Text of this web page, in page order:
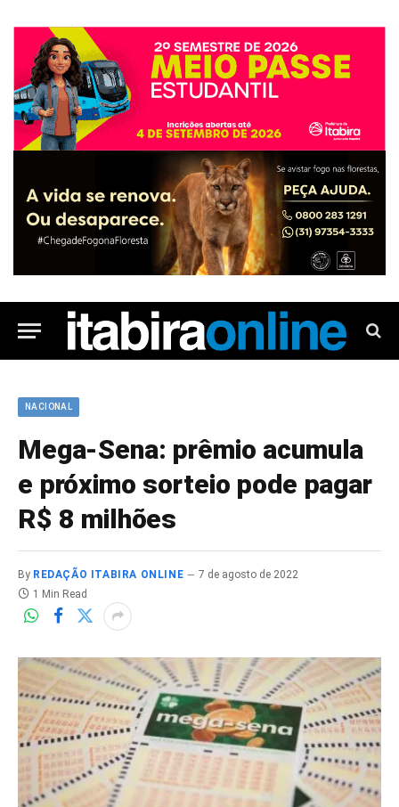
NACIONAL
Mega-Sena: prêmio acumula
e próximo sorteio pode pagar
R$ 8 milhões
By REDAÇÃO ITABIRA ONLINE
7 de agosto de 2022
1 Min Read